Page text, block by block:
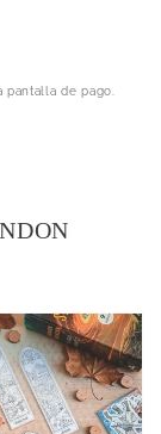
pantalla de pago.